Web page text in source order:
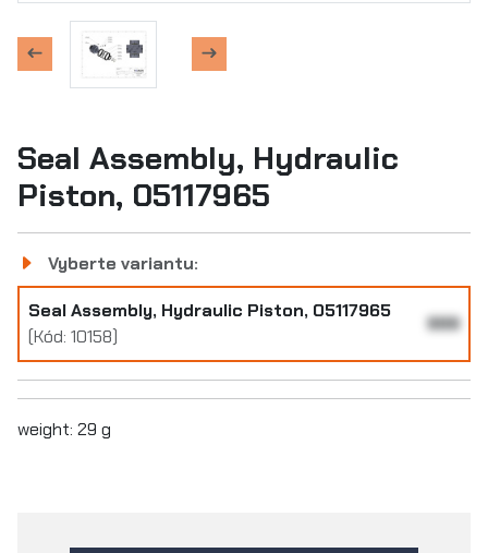
Seal Assembly, Hydraulic
Piston, 05117965
Vyberte variantu:
Seal Assembly, Hydraulic Piston, 05117965
(Kód: 10158)
999
weight: 29 g